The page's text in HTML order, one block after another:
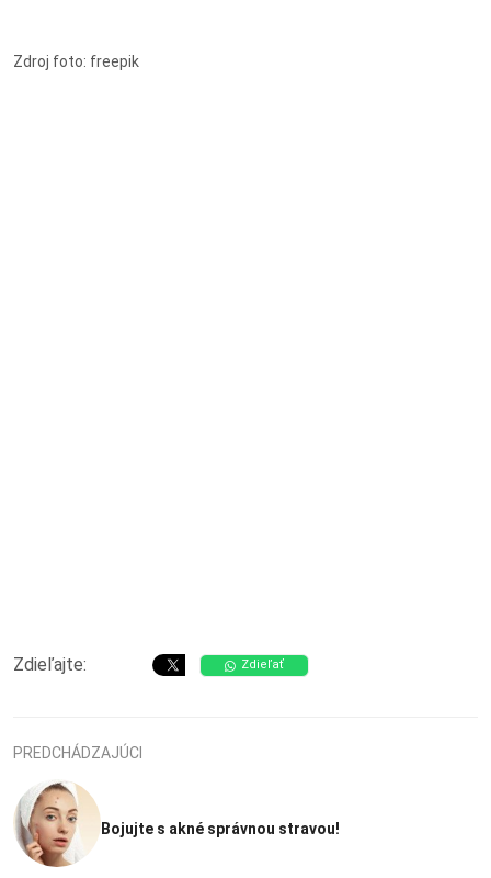
Zdroj foto: freepik
Zdieľajte: Zdieľať
PREDCHÁDZAJÚCI
Bojujte s akné správnou stravou!